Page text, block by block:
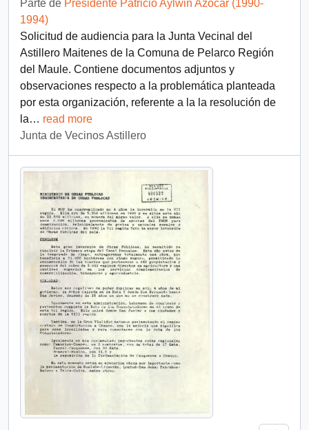
Parte de Presidente Patricio Aylwin Azócar (1990-
1994)
Solicitud de audiencia para la Junta Vecinal del
Astillero Maitenes de la Comuna de Pelarco Región
del Maule. Contiene documentos adjuntos y
observaciones respecto a la problemática planteada
por esta organización, referente a la la resolución de
la… read more
Junta de Vecinos Astillero